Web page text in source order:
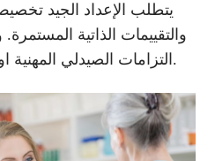
يتطلب الإعداد الجيد
والتقييمات الذاتية
التزامات الصيدلي المهنية او الشخصية خارج الدراسة.